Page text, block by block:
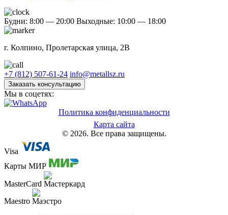
Будни: 8:00 — 20:00 Выходные: 10:00 — 18:00
г. Колпино, Пролетарская улица, 2В
+7 (812) 507-61-24 info@metallsz.ru
Заказать консультацию
Мы в соцетях:
Политика конфиденциальности
Карта сайта
© 2026. Все права защищены.
Visa
Карты МИР
MasterCard
Maestro